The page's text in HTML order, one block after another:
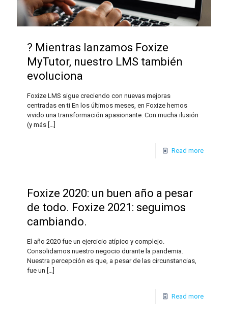
? Mientras lanzamos Foxize
MyTutor, nuestro LMS también
evoluciona
Foxize LMS sigue creciendo con nuevas mejoras
centradas en ti En los últimos meses, en Foxize hemos
vivido una transformación apasionante. Con mucha ilusión
(y más
Read more
Foxize 2020: un buen año a pesar
de todo. Foxize 2021: seguimos
cambiando.
El año 2020 fue un ejercicio atípico y complejo.
Consolidamos nuestro negocio durante la pandemia.
Nuestra percepción es que, a pesar de las circunstancias,
fue un
Read more